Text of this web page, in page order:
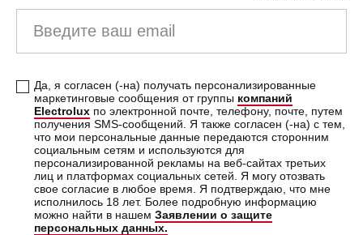
ваш
Да, я согласен (-на) получать персонализированные
маркетинговые сообщения от группы компаний
Electrolux по электронной почте, телефону, почте, путем
получения SMS-сообщений. Я также согласен (-на) с тем,
что мои персональные данные передаются сторонним
социальным сетям и используются для
персонализированной рекламы на веб-сайтах третьих
лиц и платформах социальных сетей. Я могу отозвать
свое согласие в любое время. Я подтверждаю, что мне
исполнилось 18 лет. Более подробную информацию
можно найти в нашем Заявлении о защите
персональных данных.